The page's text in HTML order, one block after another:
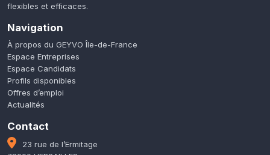
flexibles et efficaces.
Navigation
À propos du GEYVO Île-de-France
Espace Entreprises
Espace Candidats
Profils disponibles
Offres d’emploi
Actualités
Contact
23 rue de l’Ermitage